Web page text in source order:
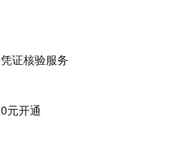
凭证核验服务
0元开通